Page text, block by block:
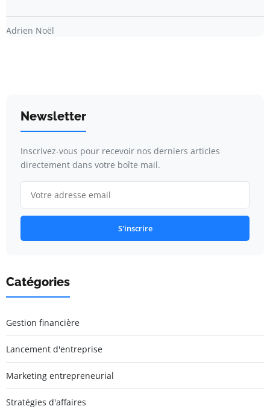
Adrien Noël
Newsletter
Inscrivez-vous pour recevoir nos derniers articles
directement dans votre boîte mail.
S'inscrire
Catégories
Gestion financière
Lancement d'entreprise
Marketing entrepreneurial
Stratégies d'affaires